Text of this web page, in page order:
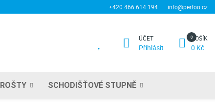
+420 466 614 194 info@perfoo.cz
ÚČET
Přihlásit
KOŠÍK
0 Kč
ROŠTY SCHODIŠŤOVÉ STUPNĚ